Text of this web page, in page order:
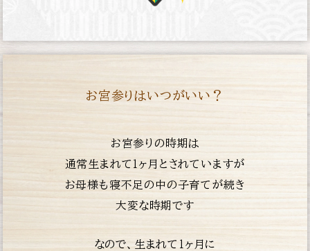
お宮参りはいつがいい？
お宮参りの時期は
通常生まれて１ヶ月とされていますが
お母様も寝不足の中の子育てが続き
大変な時期です
なので、生まれて１ヶ月に